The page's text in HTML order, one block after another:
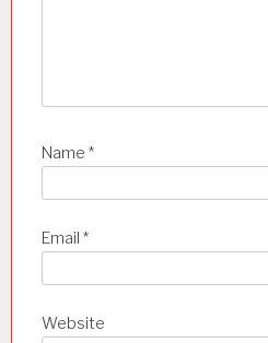
Name *
Email *
Website